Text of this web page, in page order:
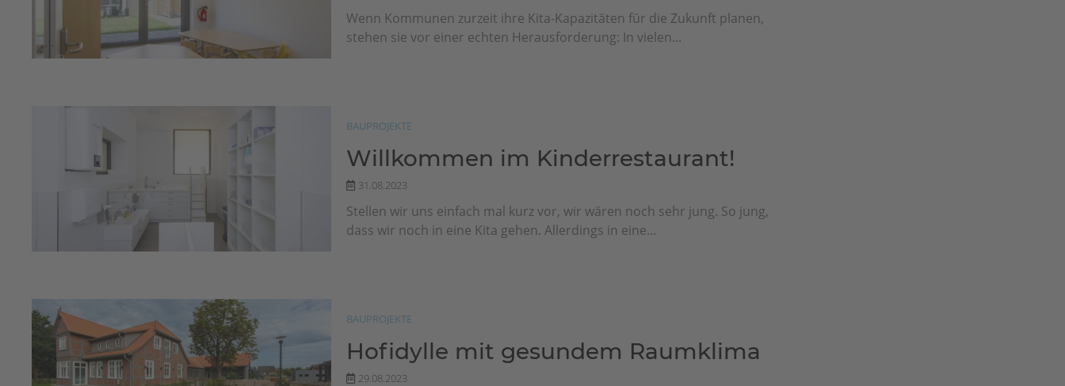
Wenn Kommunen zurzeit ihre Kita-Kapazitäten für die Zukunft planen,
stehen sie vor einer echten Herausforderung: In vielen...
BAUPROJEKTE
Willkommen im Kinderrestaurant!
31.08.2023
Stellen wir uns einfach mal kurz vor, wir wären noch sehr jung. So jung,
dass wir noch in eine Kita gehen. Allerdings in eine...
BAUPROJEKTE
Hofidylle mit gesundem Raumklima
29.08.2023